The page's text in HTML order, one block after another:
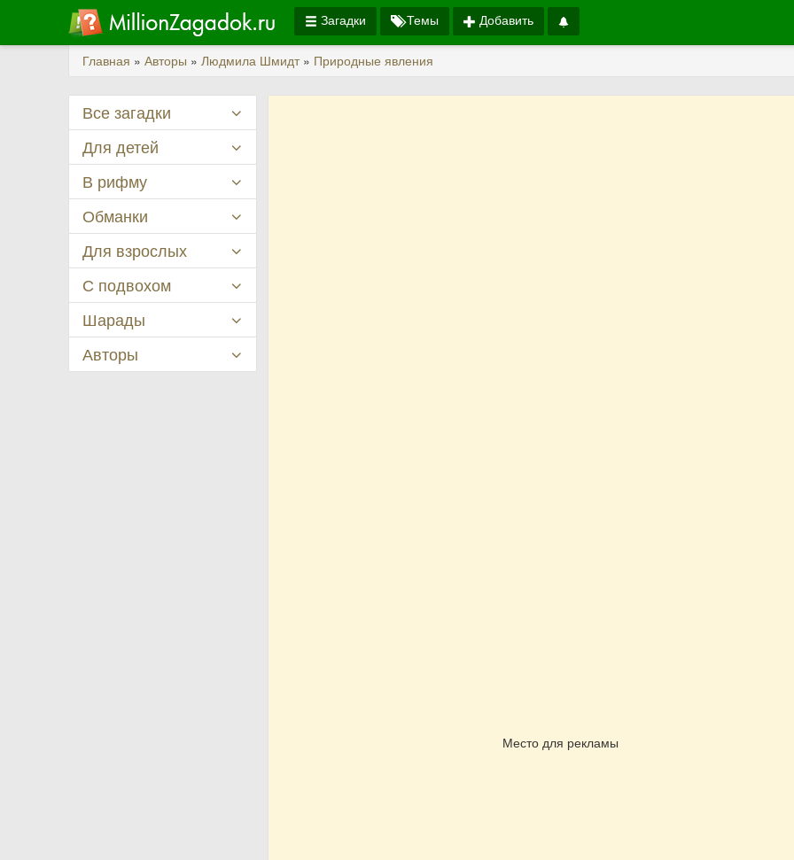
Загадки Темы Добавить
Главная » Авторы » Людмила Шмидт » Природные явления
Место для рекламы
Все загадки
Для детей
В рифму
Обманки
Для взрослых
С подвохом
Шарады
Авторы